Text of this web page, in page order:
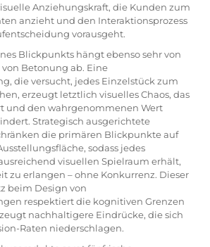
Anziehungskraft, die Kunden zum
anzieht und den Interaktionsprozess
vorausgeht.
Blickpunkts hängt ebenso sehr von
Betonung ab. Eine
die versucht, jedes Einzelstück zum
erzeugt letztlich visuelles Chaos, das
und den wahrgenommenen Wert
Strategisch ausgerichtete
die primären Blickpunkte auf
sodass jedes
visuellen Spielraum erhält,
zu erlangen – ohne Konkurrenz. Dieser
beim Design von
respektiert die kognitiven Grenzen
nachhaltigere Eindrücke, die sich
Raten niederschlagen.